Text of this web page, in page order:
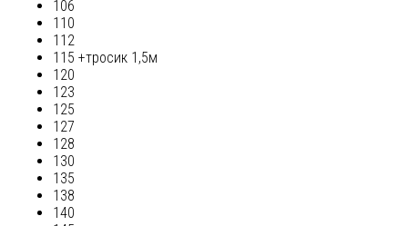
106
110
112
115 +тросик 1,5м
120
123
125
127
128
130
135
138
140